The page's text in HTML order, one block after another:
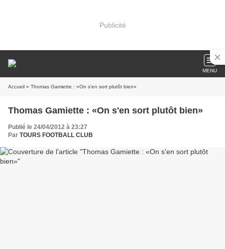
Publicité
MENU
Accueil » Thomas Gamiette : «On s'en sort plutôt bien»
Thomas Gamiette : «On s'en sort plutôt bien»
Publié le 24/04/2012 à 23:27
Par TOURS FOOTBALL CLUB